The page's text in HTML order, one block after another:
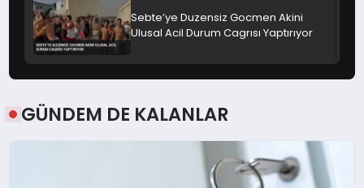
Sebte’ye Duzensiz Gocmen Akini
Ulusal Acil Durum Cagrısı Yaptırıyor
SRV Padel Court, Türkiye’den
Dünyaya Uzanan Padel Kort
GÜNDEM DE KALANLAR